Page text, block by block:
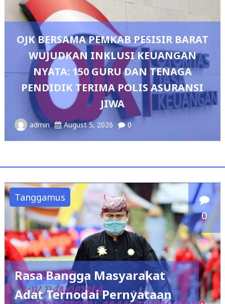
BARAT
TENAGA
ASURANSI
Pedang Pora Sambut
Sianipar, Babak Baru
Polresta Bandar
admin
Tanggamus
0
Rasa Bangga Masyarakat
Adat Ternodai Pernyataan